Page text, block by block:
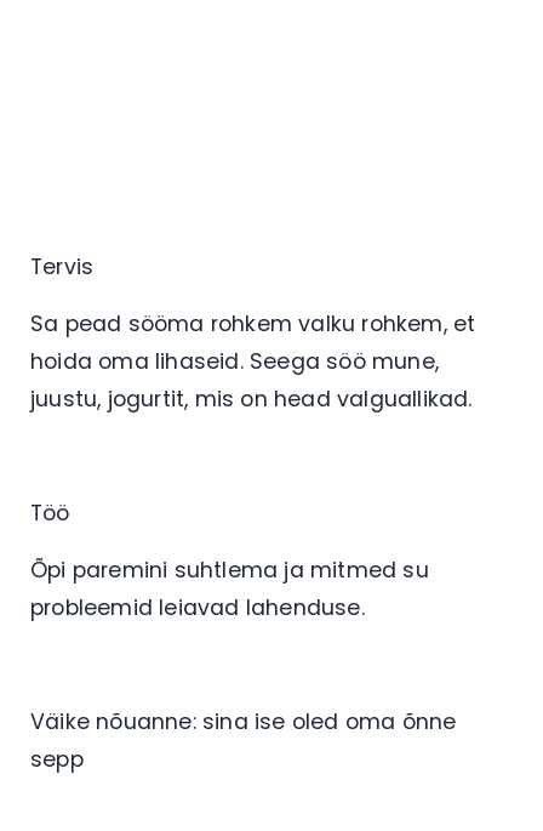
Tervis
Sa pead sööma rohkem valku rohkem, et
hoida oma lihaseid. Seega söö mune,
juustu, jogurtit, mis on head valguallikad.
Töö
Õpi paremini suhtlema ja mitmed su
probleemid leiavad lahenduse.
Väike nõuanne: sina ise oled oma õnne
sepp